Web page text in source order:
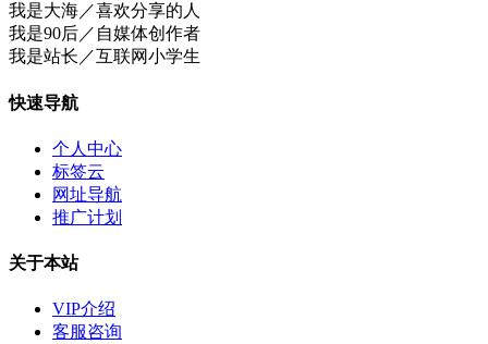
我是大海／喜欢分享的人
我是90后／自媒体创作者
我是站长／互联网小学生
快速导航
个人中心
标签云
网址导航
推广计划
关于本站
VIP介绍
客服咨询